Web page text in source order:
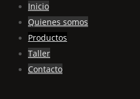
contenido
Inicio
Quienes somos
Productos
Taller
Contacto